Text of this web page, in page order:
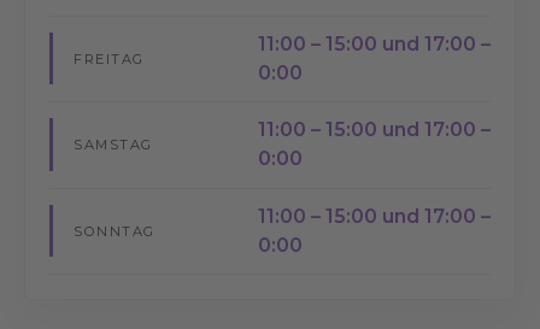
FREITAG
11:00 – 15:00 und 17:00 –
0:00
SAMSTAG
11:00 – 15:00 und 17:00 –
0:00
SONNTAG
11:00 – 15:00 und 17:00 –
0:00